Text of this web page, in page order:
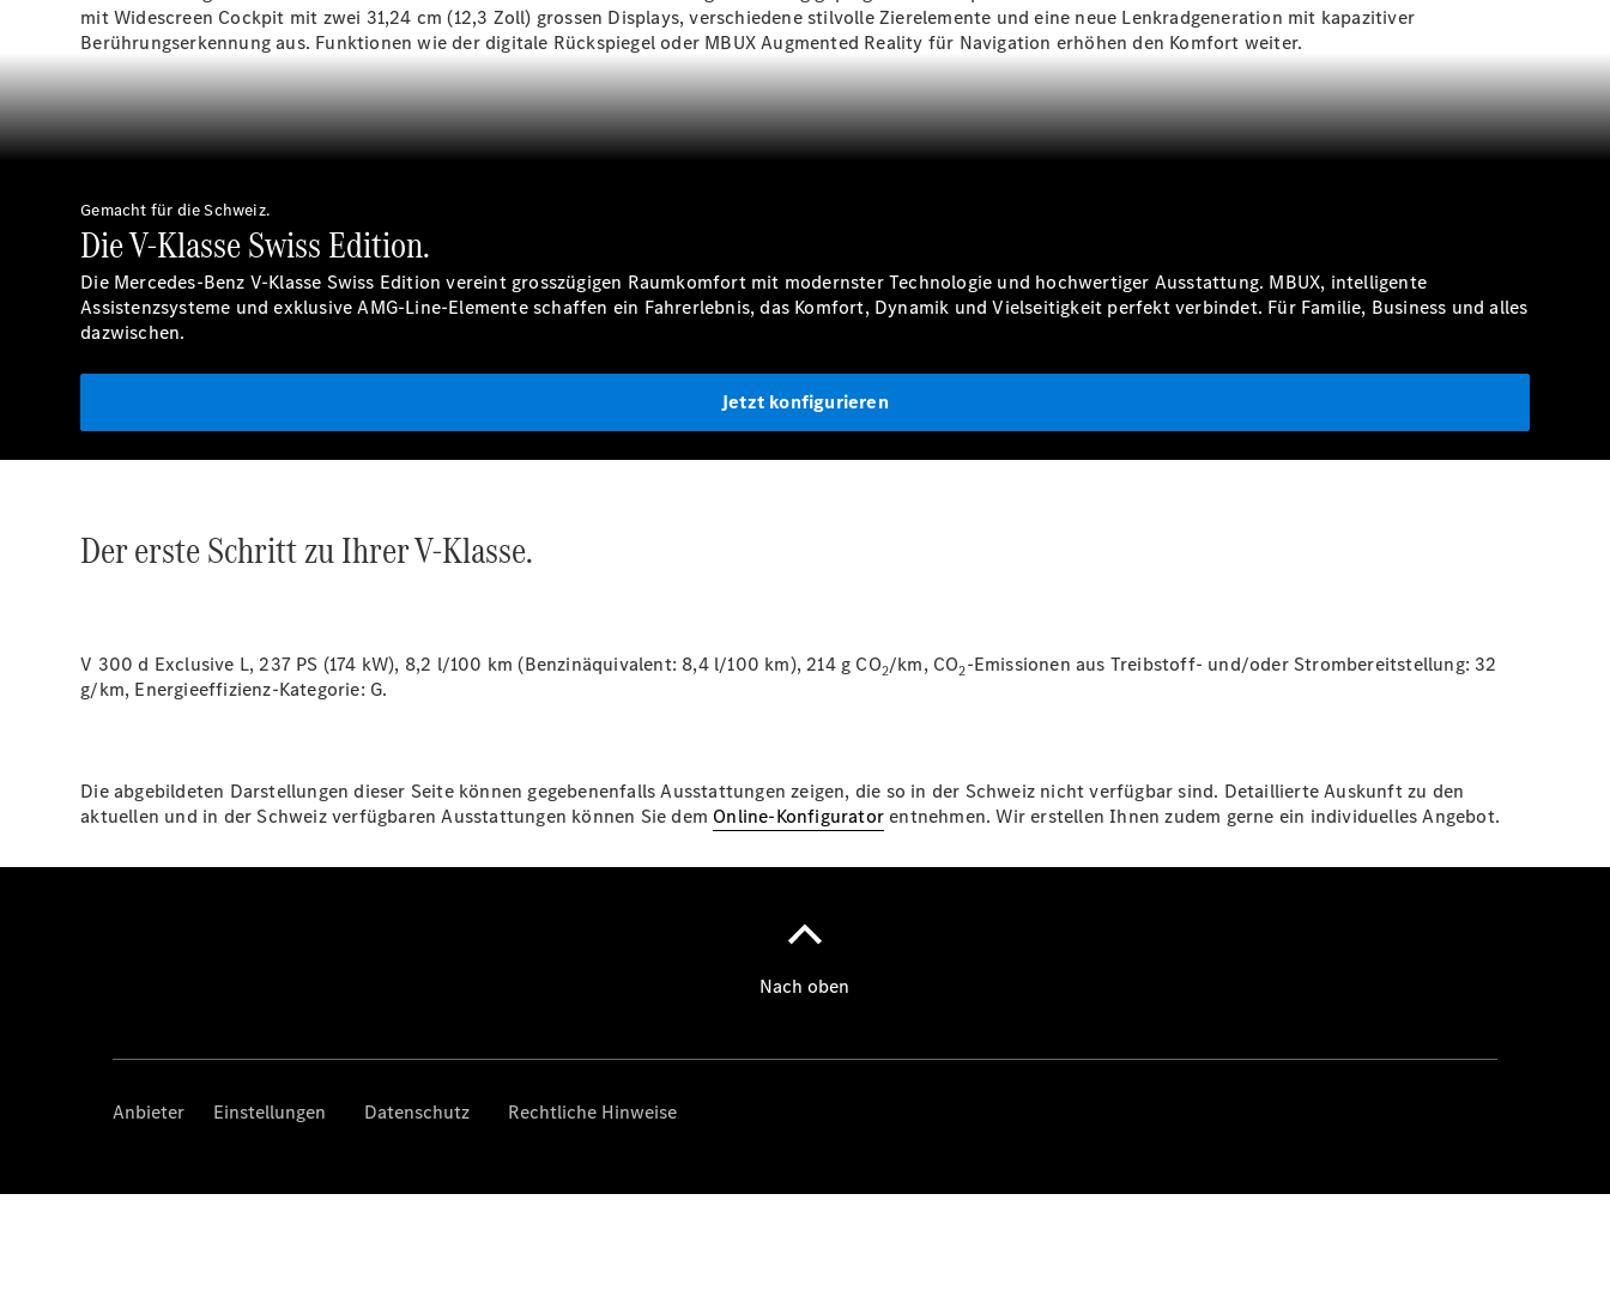
Übersicht
Reparatur
Service &
Garantie
Broschüre
Fahrzeugzubehör
Collection
Über uns
Standort &
Kontaktformular
mit Widescreen Cockpit mit zwei 31,24 cm (12,3 Zoll) grossen Displays, verschiedene stilvolle Zierelemente und eine neue Lenkradgeneration mit kapazitiver
Berührungserkennung aus. Funktionen wie der digitale Rückspiegeloder MBUX Augmented Reality für Navigation erhöhen den Komfort weiter.
Gemacht für die Schweiz.
Die V-Klasse Swiss Edition.
Die Mercedes-Benz V-Klasse Swiss Edition vereint grosszügigen Raumkomfort mit modernster Technologie und hochwertiger Ausstattung. MBUX, intelligente
Assistenzsysteme und exklusive AMG-Line-Elemente schaffen ein Fahrerlebnis, das Komfort, Dynamik und Vielseitigkeit perfekt verbindet. Für Familie, Business und alles
dazwischen.
Jetzt konfigurieren
Der erste Schritt zu Ihrer V-Klasse.
V 300 d Exclusive L, 237 PS (174 kW), 8,2 l/100 km (Benzinäquivalent: 8,4 l/100 km), 214 g CO2/km, CO2-Emissionen aus Treibstoff- und/oder Strombereitstellung: 32
g/km, Energieeffizienz-Kategorie: G.
Die abgebildeten Darstellungen dieser Seite können gegebenenfalls Ausstattungen zeigen, die so in der Schweiz nicht verfügbar sind. Detaillierte Auskunft zu den
aktuellen und in der Schweiz verfügbaren Ausstattungen können Sie dem Online-Konfiguratorentnehmen. Wir erstellen Ihnen zudem gerne ein individuelles Angebot.